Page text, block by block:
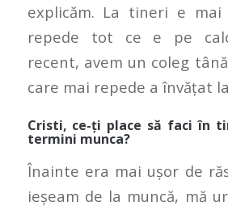
explicăm. La tineri e
repede tot ce e pe
recent, avem un coleg
care mai repede a învățat
Cristi, ce-ți place să faci în
termini munca?
Înainte era mai ușor de
ieșeam de la muncă, mă